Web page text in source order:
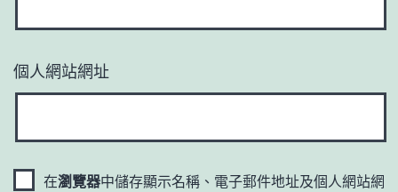
個人網站網址
在瀏覽器中儲存顯示名稱、電子郵件地址及個人網站網